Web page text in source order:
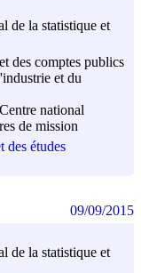
de la statistique et
des comptes publics
et du
national
de mission
des études
de la statistique et
09/09/2015